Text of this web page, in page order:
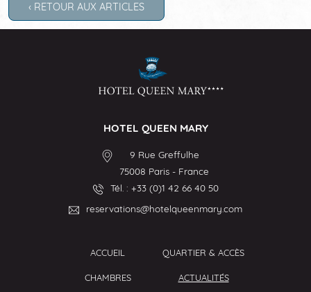
‹ RETOUR AUX ARTICLES
HOTEL QUEEN MARY
9 Rue Greffulhe
75008 Paris - France
Tél. : +33 (0)1 42 66 40 50
reservations@hotelqueenmary.com
ACCUEIL
CHAMBRES
QUARTIER & ACCÈS
ACTUALITÉS